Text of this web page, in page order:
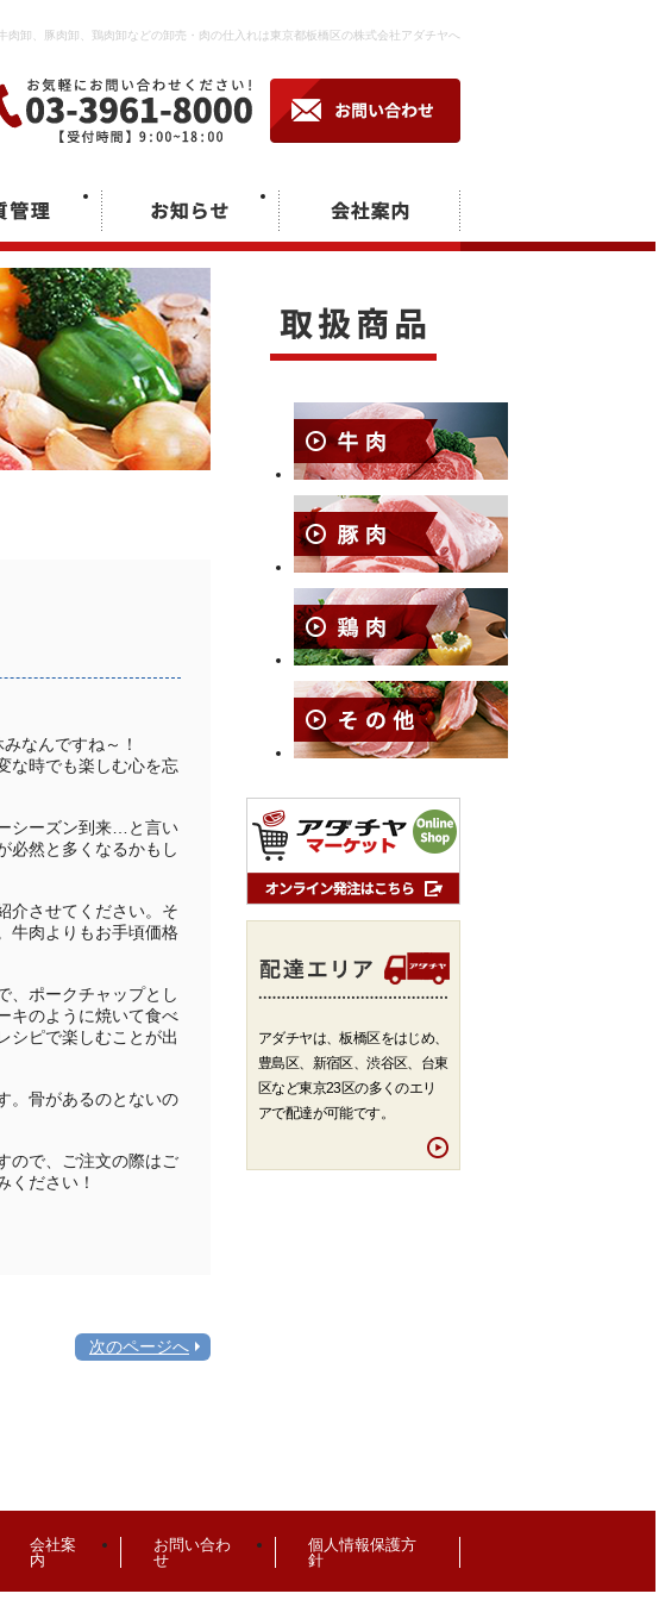
卸、豚肉卸、鶏肉卸などの卸売・肉の仕入れは東京都板橋区の株式会社アダチヤへ
なんですね～！
な時でも楽しむ心を忘
シーズン到来…と言い
必然と多くなるかもし
介させてください。そ
牛肉よりもお手頃価格
、ポークチャップとし
キのように焼いて食べ
シピで楽しむことが出
。骨があるのとないの
ので、ご注文の際はご
ください！
次のページへ
アダチヤは、板橋区をはじめ、
豊島区、新宿区、渋谷区、台東
区など東京23区の多くのエリ
アで配達が可能です。
会社案
内
お問い合わ
せ
個人情報保護方
針